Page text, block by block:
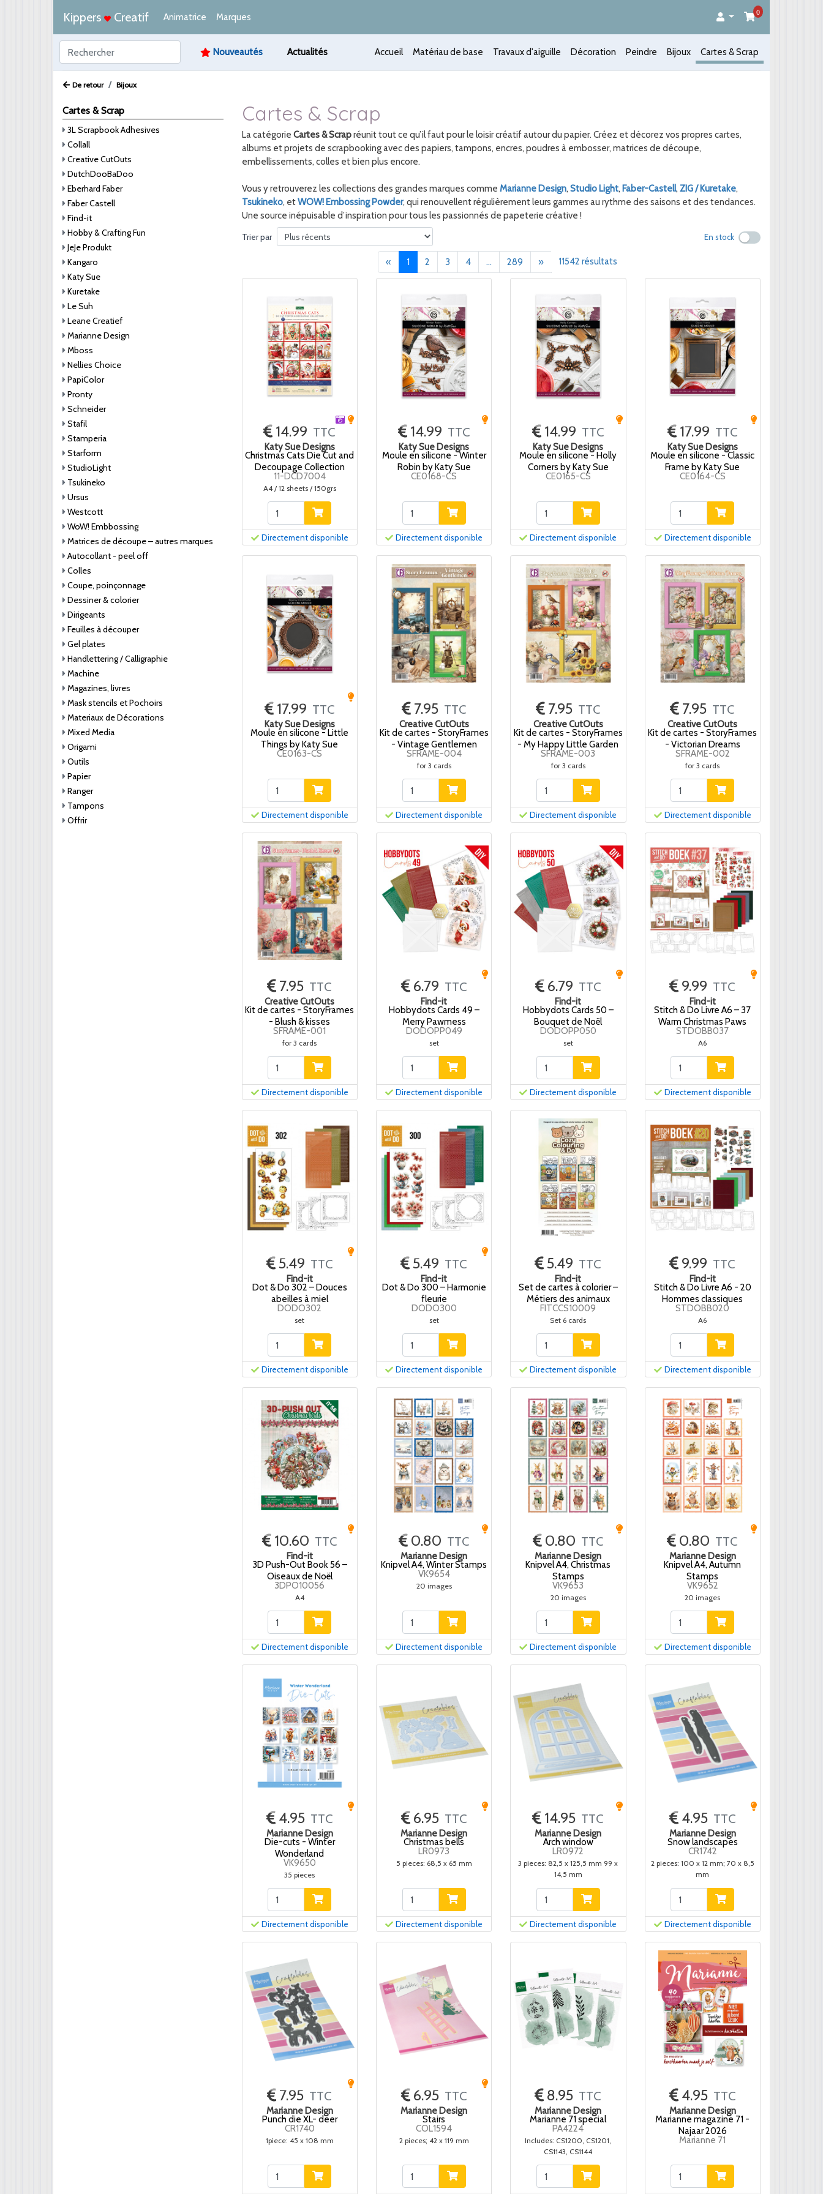
Kippers Creatif Animatrice Marques 0
Nouveautés Actualités Accueil Matériau de base Travaux d'aiguille Décoration Peindre Bijoux Cartes & Scrap
De retour Bijoux
Cartes & Scrap
3L Scrapbook Adhesives
Collall
Creative CutOuts
DutchDooBaDoo
Eberhard Faber
Faber Castell
Find-it
Hobby & Crafting Fun
JeJe Produkt
Kangaro
Katy Sue
Kuretake
Le Suh
Leane Creatief
Marianne Design
Mboss
Nellies Choice
PapiColor
Pronty
Schneider
Stafil
Stamperia
Starform
StudioLight
Tsukineko
Ursus
Westcott
WoW! Embbossing
Matrices de découpe – autres marques
Autocollant - peel off
Colles
Coupe, poinçonnage
Dessiner & colorier
Dirigeants
Feuilles à découper
Gel plates
Handlettering / Calligraphie
Machine
Magazines, livres
Mask stencils et Pochoirs
Materiaux de Décorations
Mixed Media
Origami
Outils
Papier
Ranger
Tampons
Offrir
Cartes & Scrap
La catégorie Cartes & Scrapréunit tout ce qu’il faut pour le loisir créatif autour du papier. Créez et décorez vos propres cartes,
albums et projets de scrapbooking avec des papiers, tampons, encres, poudres à embosser, matrices de découpe,
embellissements, colles et bien plus encore.
Vous y retrouverez les collections des grandes marques comme Marianne Design, Studio Light, Faber-Castell, ZIG / Kuretake,
Tsukineko, etWOW! Embossing Powder, qui renouvellent régulièrement leurs gammes au rythme des saisons et des tendances.
Une source inépuisable d’inspiration pour tous les passionnés de papeterie créative !
Trier par En stock
«Précédent
1(current)
2 3 4 ... 289 »Suivant11542 résultats
14.99 TTC
Katy Sue Designs
Christmas Cats Die Cut and
Decoupage Collection
11-DCD7004
A4 / 12 sheets / 150grs
Directement disponible
14.99 TTC
Katy Sue Designs
Moule en silicone - Winter
Robin by Katy Sue
CE0168-CS
Directement disponible
14.99 TTC
Katy Sue Designs
Moule en silicone - Holly
Corners by Katy Sue
CE0165-CS
Directement disponible
17.99 TTC
Katy Sue Designs
Moule en silicone - Classic
Frame by Katy Sue
CE0164-CS
Directement disponible
17.99 TTC
Katy Sue Designs
Moule en silicone - Little
Things by Katy Sue
CE0163-CS
Directement disponible
7.95 TTC
Creative CutOuts
Kit de cartes - StoryFrames
- Vintage Gentlemen
SFRAME-004
for 3 cards
Directement disponible
7.95 TTC
Creative CutOuts
Kit de cartes - StoryFrames
- My Happy Little Garden
SFRAME-003
for 3 cards
Directement disponible
7.95 TTC
Creative CutOuts
Kit de cartes - StoryFrames
- Victorian Dreams
SFRAME-002
for 3 cards
Directement disponible
7.95 TTC
Creative CutOuts
Kit de cartes - StoryFrames
- Blush & kisses
SFRAME-001
for 3 cards
Directement disponible
6.79 TTC
Find-it
Hobbydots Cards 49 –
Merry Pawmess
DODOPP049
set
Directement disponible
6.79 TTC
Find-it
Hobbydots Cards 50 –
Bouquet de Noël
DODOPP050
set
Directement disponible
9.99 TTC
Find-it
Stitch & Do Livre A6 – 37
Warm Christmas Paws
STDOBB037
A6
Directement disponible
5.49 TTC
Find-it
Dot & Do 302 – Douces
abeilles à miel
DODO302
set
Directement disponible
5.49 TTC
Find-it
Dot & Do 300 – Harmonie
fleurie
DODO300
set
Directement disponible
5.49 TTC
Find-it
Set de cartes à colorier –
Métiers des animaux
FITCCS10009
Set 6 cards
Directement disponible
9.99 TTC
Find-it
Stitch & Do Livre A6 - 20
Hommes classiques
STDOBB020
A6
Directement disponible
10.60 TTC
Find-it
3D Push-Out Book 56 –
Oiseaux de Noël
3DPO10056
A4
Directement disponible
0.80 TTC
Marianne Design
Knipvel A4, Winter Stamps
VK9654
20 images
Directement disponible
0.80 TTC
Marianne Design
Knipvel A4, Christmas
Stamps
VK9653
20 images
Directement disponible
0.80 TTC
Marianne Design
Knipvel A4, Autumn
Stamps
VK9652
20 images
Directement disponible
4.95 TTC
Marianne Design
Die-cuts - Winter
Wonderland
VK9650
35 pieces
Directement disponible
6.95 TTC
Marianne Design
Christmas bells
LR0973
5 pieces: 68,5 x 65 mm
Directement disponible
14.95 TTC
Marianne Design
Arch window
LR0972
3 pieces: 82,5 x 125,5 mm 99 x
14,5 mm
Directement disponible
4.95 TTC
Marianne Design
Snow landscapes
CR1742
2 pieces: 100 x 12 mm; 70 x 8,5
mm
Directement disponible
7.95 TTC
Marianne Design
Punch die XL- deer
CR1740
1piece: 45 x 108 mm
6.95 TTC
Marianne Design
Stairs
COL1594
2 pieces; 42 x 119 mm
8.95 TTC
Marianne Design
Marianne 71 special
PA4224
Includes: CS1200, CS1201,
CS1143, CS1144
4.95 TTC
Marianne Design
Marianne magazine 71 -
Najaar 2026
Marianne 71